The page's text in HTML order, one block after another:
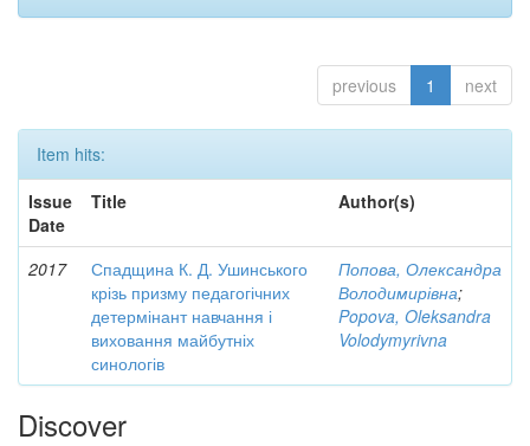
previous 1 next
Item hits:
Issue
Date
Title Author(s)
2017
Спадщина К. Д. Ушинського
крізь призму педагогічних
детермінант навчання і
виховання майбутніх
синологів
Попова, Олександра
Володимирівна;
Popova, Oleksandra
Volodymyrivna
Discover